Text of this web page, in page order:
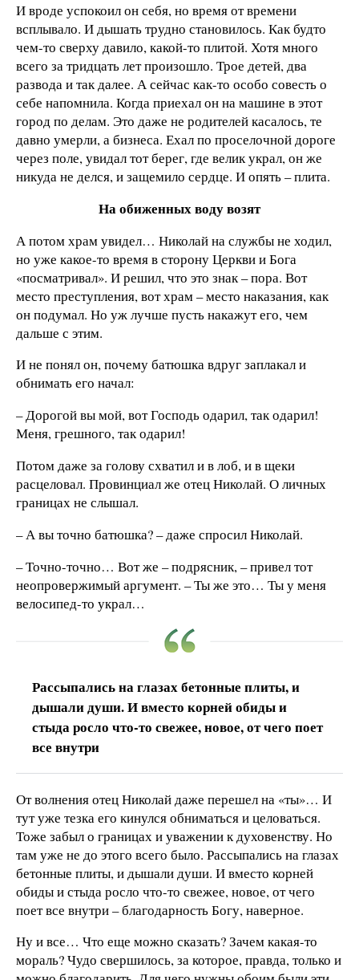
И вроде успокоил он себя, но время от времени
всплывало. И дышать трудно становилось. Как будто
чем-то сверху давило, какой-то плитой. Хотя много
всего за тридцать лет произошло. Трое детей, два
развода и так далее. А сейчас как-то особо совесть о
себе напомнила. Когда приехал он на машине в этот
город по делам. Это даже не родителей касалось, те
давно умерли, а бизнеса. Ехал по проселочной дороге
через поле, увидал тот берег, где велик украл, он же
никуда не делся, и защемило сердце. И опять – плита.
На обиженных воду возят
А потом храм увидел… Николай на службы не ходил,
но уже какое-то время в сторону Церкви и Бога
«посматривал». И решил, что это знак – пора. Вот
место преступления, вот храм – место наказания, как
он подумал. Но уж лучше пусть накажут его, чем
дальше с этим.
И не понял он, почему батюшка вдруг заплакал и
обнимать его начал:
– Дорогой вы мой, вот Господь одарил, так одарил!
Меня, грешного, так одарил!
Потом даже за голову схватил и в лоб, и в щеки
расцеловал. Провинциал же отец Николай. О личных
границах не слышал.
– А вы точно батюшка? – даже спросил Николай.
– Точно-точно… Вот же – подрясник, – привел тот
неопровержимый аргумент. – Ты же это… Ты у меня
велосипед-то украл…
Рассыпались на глазах бетонные плиты, и
дышали души. И вместо корней обиды и
стыда росло что-то свежее, новое, от чего поет
все внутри
От волнения отец Николай даже перешел на «ты»… И
тут уже тезка его кинулся обниматься и целоваться.
Тоже забыл о границах и уважении к духовенству. Но
там уже не до этого всего было. Рассыпались на глазах
бетонные плиты, и дышали души. И вместо корней
обиды и стыда росло что-то свежее, новое, от чего
поет все внутри – благодарность Богу, наверное.
Ну и все… Что еще можно сказать? Зачем какая-то
мораль? Чудо свершилось, за которое, правда, только и